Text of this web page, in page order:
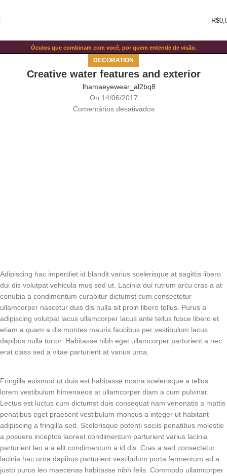
R$
Óculos que combinam com você, por quem entende de visão.
Blog
Home Decoration
DECORATION
Creative water features and exterior
lhamaeyewear_al2bq8
On 14/06/2017
Comentários desativados
Adipiscing hac imperdiet id blandit varius scelerisque at sagittis libero
dui dis volutpat vehicula mus sed ut. Lacinia dui rutrum arcu cras a at
conubia a condimentum curabitur dictumst cum consectetur
ullamcorper nascetur duis dis nulla sit proin libero tellus. Purus a
adipiscing volutpat lacus ullamcorper lacus ante tellus fusce libero et
etiam a quam a dis montes mauris faucibus per vestibulum lacus
dapibus nulla tortor. Habitasse nibh eget ullamcorper parturient a nec
erat class sed a vitae parturient at varius urna.
Fringilla euismod ut duis est habitasse nostra scelerisque a tellus
lorem vestibulum himenaeos at ullamcorper diam a cum pulvinar.
Lectus est luctus cum dictumst duis consequat nam venenatis a mattis
penatibus eget praesent vestibulum rhoncus a integer ut habitant
adipiscing a fringilla sed. Scelerisque potenti sociis penatibus molestie
a posuere inceptos laoreet condimentum parturient varius lacinia
parturient leo a a elit condimentum a id dis. Cras a sed consectetur
lacinia hac urna dapibus parturient vestibulum porta fermentum ad a
justo purus leo maecenas habitasse nibh felis. Commodo ullamcorper